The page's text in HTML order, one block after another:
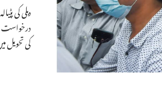
دہلی کی
درخواست
کی تحویل